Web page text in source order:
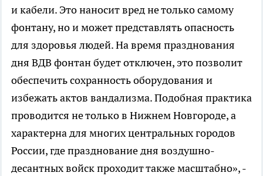
и кабели. Это наносит вред не только самому
фонтану, но и может представлять опасность
для здоровья людей. На время празднования
дня ВДВ фонтан будет отключен, это позволит
обеспечить сохранность оборудования и
избежать актов вандализма. Подобная практика
проводится не только в Нижнем Новгороде, а
характерна для многих центральных городов
России, где празднование дня воздушно-
десантных войск проходит также масштабно», -